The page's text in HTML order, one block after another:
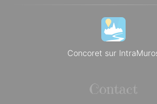
Concoret sur
Contact